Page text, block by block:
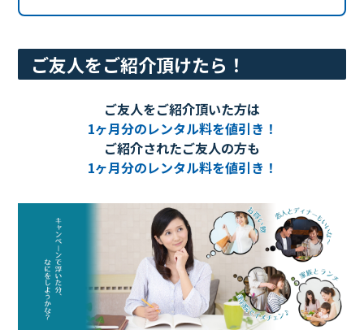
ご友人をご紹介頂けたら！
ご友人をご紹介頂いた方は
1ヶ月分のレンタル料を値引き！
ご紹介されたご友人の方も
1ヶ月分のレンタル料を値引き！